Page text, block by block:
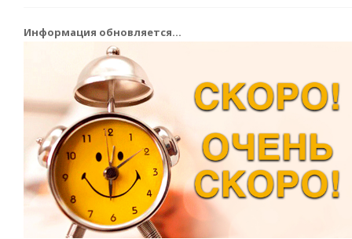
Информация обновляется...